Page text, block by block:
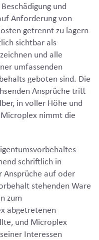
und
Anforderung von
getrennt zu lagern
sichtbar als
und alle
umfassenden
geboten sind. Die
Ansprüche tritt
in voller Höhe und
nimmt die
schriftlich in
Ansprüche auf oder
stehenden Ware
zum
abgetretenen
und Microplex
Interessen